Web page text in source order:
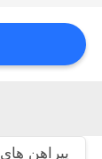
قول
سایت
پیراهن